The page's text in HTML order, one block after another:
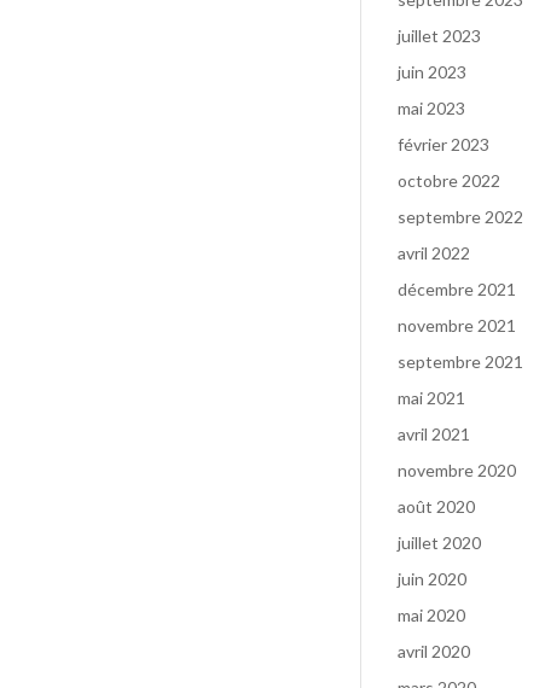
juillet 2023
juin 2023
mai 2023
février 2023
octobre 2022
septembre 2022
avril 2022
décembre 2021
novembre 2021
septembre 2021
mai 2021
avril 2021
novembre 2020
août 2020
juillet 2020
juin 2020
mai 2020
avril 2020